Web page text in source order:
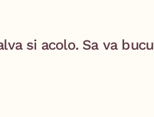
si acolo. Sa va